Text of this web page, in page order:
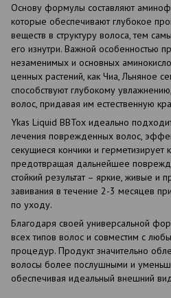
Основу формулы составляют
которые обеспечивают глубокое
веществ в структуру волоса, тем
его изнутри. Важной особенностью
незаменимых и основных
ценных растений, как Чиа, Льняное
способствуют глубокому
волос, придавая им естественную
Ykas Liquid BBTox идеально
лечения поврежденных волос,
секущиеся кончики и герметизирует
предотвращая дальнейшее
стойкий результат – яркие, живые и
завивания в течение 2-3 месяцев
по уходу.
Благодаря своей универсальной
всех типов волос и совместим с
процедур. Продукт значительно
волосы более послушными и
обеспечивая идеальный внешний